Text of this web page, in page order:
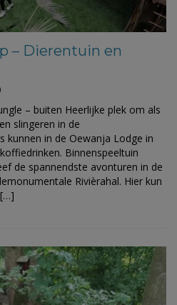
– Dierentuin en
– buiten Heerlijke plek om als
slingeren in de
kunnen in de Oewanja Lodge in
Binnenspeeltuin
de spannendste avonturen in de
Rivièrahal. Hier kun